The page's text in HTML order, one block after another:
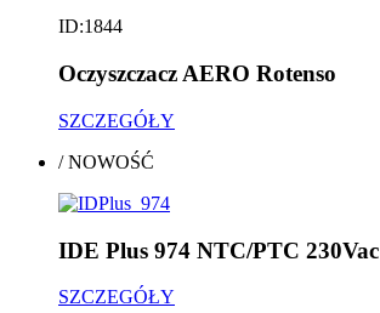
ID:1844
Oczyszczacz AERO Rotenso
SZCZEGÓŁY
/NOWOŚĆ
IDE Plus 974 NTC/PTC 230Vac
SZCZEGÓŁY